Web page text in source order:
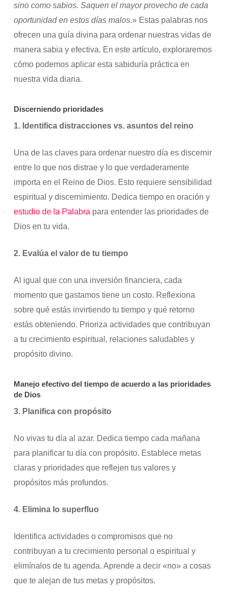
sino como sabios. Saquen el mayor provecho de cada
oportunidad en estos días malos.» Estas palabras nos
ofrecen una guía divina para ordenar nuestras vidas de
manera sabia y efectiva. En este artículo, exploraremos
cómo podemos aplicar esta sabiduría práctica en
nuestra vida diaria.
Discerniendo prioridades
1. Identifica distracciones vs. asuntos del reino
Una de las claves para ordenar nuestro día es discernir
entre lo que nos distrae y lo que verdaderamente
importa en el Reino de Dios. Esto requiere sensibilidad
espiritual y discernimiento. Dedica tiempo en oración y
estudio de la Palabra para entender las prioridades de
Dios en tu vida.
2. Evalúa el valor de tu tiempo
Al igual que con una inversión financiera, cada
momento que gastamos tiene un costo. Reflexiona
sobre qué estás invirtiendo tu tiempo y qué retorno
estás obteniendo. Prioriza actividades que contribuyan
a tu crecimiento espiritual, relaciones saludables y
propósito divino.
Manejo efectivo del tiempo de acuerdo a las prioridades
de Dios
3. Planifica con propósito
No vivas tu día al azar. Dedica tiempo cada mañana
para planificar tu día con propósito. Establece metas
claras y prioridades que reflejen tus valores y
propósitos más profundos.
4. Elimina lo superfluo
Identifica actividades o compromisos que no
contribuyan a tu crecimiento personal o espiritual y
elimínalos de tu agenda. Aprende a decir «no» a cosas
que te alejan de tus metas y propósitos.